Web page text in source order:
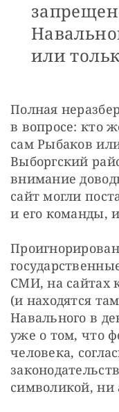
или
Полная
в вопросе: кто
сам Рыбаков
Выборгский
внимание
сайт могли
и его команды,
СМИ, на сайтах
(и находятся
Навального в
уже о том, что
человека,
символикой, ни